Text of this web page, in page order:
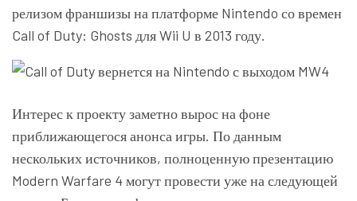
релизом франшизы на платформе Nintendo со времен
Call of Duty: Ghosts для Wii U в 2013 году.
Интерес к проекту заметно вырос на фоне
приближающегося анонса игры. По данным
нескольких источников, полноценную презентацию
Modern Warfare 4 могут провести уже на следующей